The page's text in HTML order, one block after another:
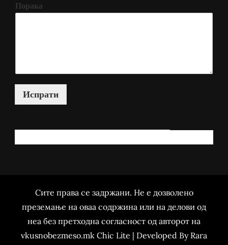
Порака
Испрати
Сите права се задржани. Не е дозволено
преземање на оваа содржина или на делови од
неа без претходна согласност од авторот на
vkusnobezmeso.mk Chic Lite | Developed By Rara